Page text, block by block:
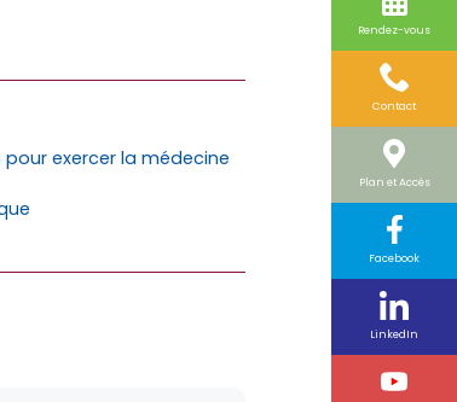
Rendez-vous
Contact
Plan et Accès
Facebook
LinkedIn
exercer la médecine